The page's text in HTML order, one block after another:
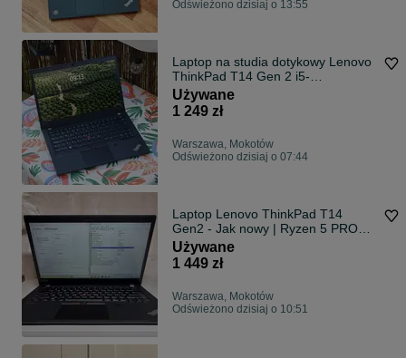
Odświeżono dzisiaj o 13:55
Laptop na studia dotykowy Lenovo
ThinkPad T14 Gen 2 i5-
11generacji, 16GB RAM DDR4,
512GB SSD, bateria 3 godziny
pracy, oryginalny zasilacz
Używane
1 249 zł
Warszawa, Mokotów
Odświeżono dzisiaj o 07:44
Laptop Lenovo ThinkPad T14
Gen2 - Jak nowy | Ryzen 5 PRO
5650U | 16/256 | Mocna bateria |
Ładowarka | Gwarancja
Używane
1 449 zł
Warszawa, Mokotów
Odświeżono dzisiaj o 10:51